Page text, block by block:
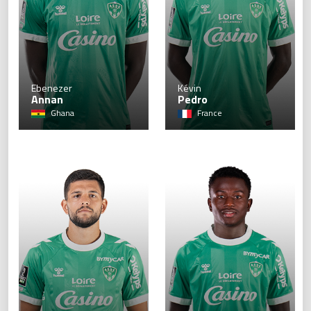
19
Ebenezer
Annan
Ghana
Kévin
Pedro
France